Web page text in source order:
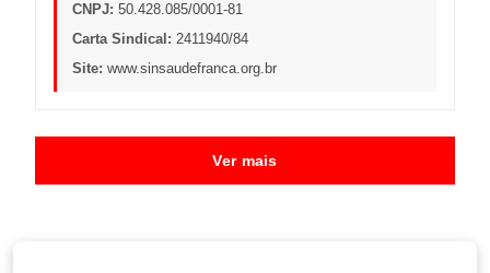
CNPJ: 50.428.085/0001-81
Carta Sindical: 2411940/84
Site: www.sinsaudefranca.org.br
Ver mais